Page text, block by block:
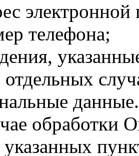
электронной
телефона;
отдельных
данные.
обработки
указанных